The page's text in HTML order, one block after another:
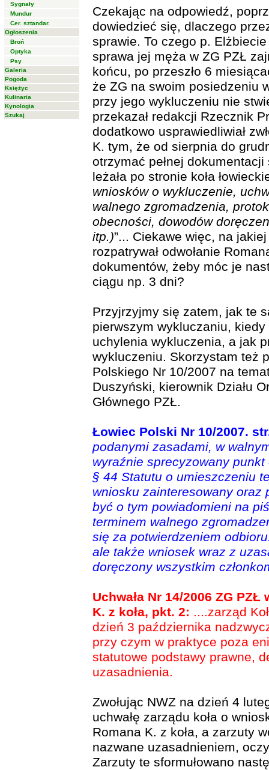
Sygnały
Mundur
Cer. sztandar.
Ogłoszenia
Broń
Optyka
Psy
Galeria
Pogoda
Księżyc
Kulinaria
Kynologia
Szukaj
Czekając na odpowiedź,
dowiedzieć się, dlaczego
sprawie. To czego p.
sprawa jej męża w ZG PZŁ
końcu, po przeszło 6
że ZG na swoim posiedzeniu
przy jego wykluczeniu nie
przekazał redakcji Rzecznik
dodatkowo usprawiedliwiał
K. tym, że od sierpnia do
otrzymać pełnej
leżała po stronie koła
wniosków o wykluczenie,
walnego zgromadzenia,
obecności, dowodów
itp.)”... Ciekawe więc, na
rozpatrywał odwołanie
dokumentów, żeby móc je
ciągu np. 3 dni?
Przyjrzyjmy się zatem, jak te
pierwszym wykluczaniu,
uchylenia wykluczenia, a jak
wykluczeniu. Skorzystam też
Polskiego Nr 10/2007 na
Duszyński, kierownik Działu
Głównego PZŁ.
Łowiec Polski Nr 10/2007.
podanymi zasadami, w
wyraźnie sprecyzowany
§ 44 Statutu o umieszczeniu
wniosku zainteresowany oraz
być o tym powiadomieni na
terminem walnego
się za potwierdzeniem
ale także wniosek wraz z
doręczony wszystkim
Uchwała Nr 14/2006 ZG
K. z koła, pkt. 2: ....zarząd
dzień 3 października
przy czym w praktyce poza
statutowe podstawy prawne,
uzasadnienia.
Zwołując NWZ na dzień 4
uchwałę zarządu koła o
Romana K. z koła, a zarzuty
nazwane uzasadnieniem,
Zarzuty te sformułowano